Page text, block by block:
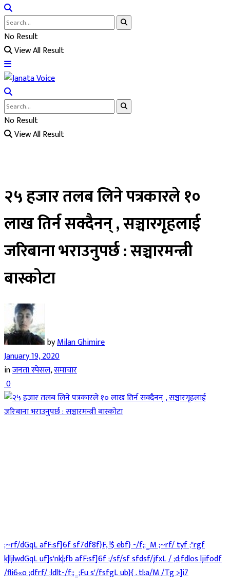
No Result
View All Result
No Result
View All Result
२५ हजार तलब लिने पत्रकारले १०
लाख तिर्न सक्दैनन् , सञ्चारगृहलाई
जरिबाना भराउनुपर्छ : सञ्चारमन्त्री
बास्कोटा
byMilan Ghimire
January 19, 2020
inजनता स्पेसल,समाचार
0
;~rf/dGqL afF:sf]6f sf7df8f}F, !$ ebf} -/f;;_M ;~rf/ tyf ;"rgf
k|ljlwdGqL uf]s'nk|;fb afF:sf]6f ;/sf/sf sfdsf/jfxL / ;d;fdlos ljifodf
/fli6«o ;dfrf/ ;ldlt-/f;;_;Fu s'/fsfgL ub}{ . tl:a/M /Tg >]i7